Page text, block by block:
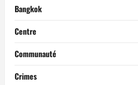
Bangkok
Centre
Communauté
Crimes